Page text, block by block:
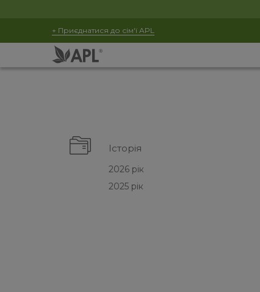
+ Приєднатися до сім'ї APL
Історія
2026 рік
2025 рік